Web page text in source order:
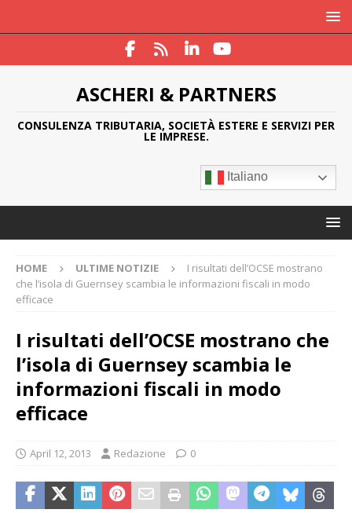
ASCHERI & PARTNERS
CONSULENZA TRIBUTARIA, SOCIETÀ ESTERE E SERVIZI PER
LE IMPRESE.
Italiano
HOME ULTIME NOTIZIE
I risultati dell’OCSE mostrano
che l’isola di Guernsey scambia le informazioni fiscali in modo
efficace
I risultati dell’OCSE mostrano che
l’isola di Guernsey scambia le
informazioni fiscali in modo
efficace
April 12, 2013 Redazione 0